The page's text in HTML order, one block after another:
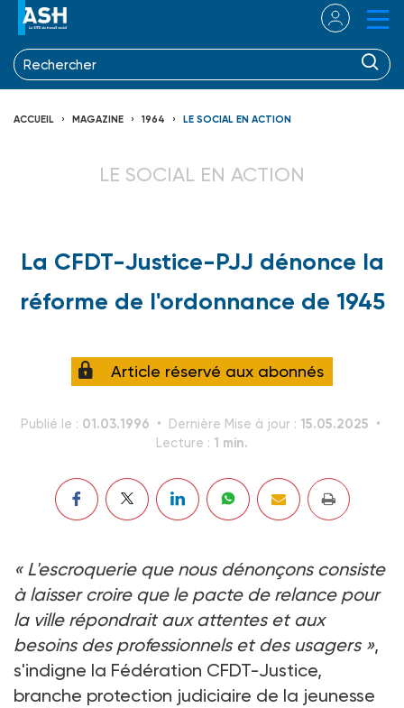
ACCUEIL MAGAZINE 1964 LE SOCIAL EN ACTION
LE SOCIAL EN ACTION
La CFDT-Justice-PJJ dénonce la
réforme de l'ordonnance de 1945
Article réservé aux abonnés
Publié le : 01.03.1996 Dernière Mise à jour : 15.05.2025
Lecture : 1 min.
« L'escroquerie que nous dénonçons consiste
à laisser croire que le pacte de relance pour
la ville répondrait aux attentes et aux
besoins des professionnels et des usagers »,
s'indigne la Fédération CFDT-Justice,
branche protection judiciaire de la jeunesse